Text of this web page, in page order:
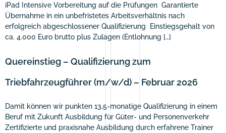
iPad Intensive Vorbereitung auf die Prüfungen Garantierte
Übernahme in ein unbefristetes Arbeitsverhältnis nach
erfolgreich abgeschlossener Qualifizierung Einstiegsgehalt von
ca. 4.000 Euro brutto plus Zulagen (Entlohnung […]
Quereinstieg – Qualifizierung zum
Triebfahrzeugführer (m/w/d) – Februar 2026
Damit können wir punkten 13,5-monatige Qualifizierung in einem
Beruf mit Zukunft Ausbildung für Güter- und Personenverkehr
Zertifizierte und praxisnahe Ausbildung durch erfahrene Trainer